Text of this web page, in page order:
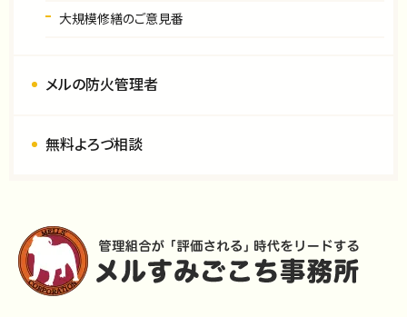
大規模修繕のご意見番
メルの防火管理者
無料よろづ相談